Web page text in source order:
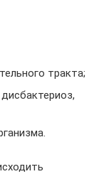
тракта;